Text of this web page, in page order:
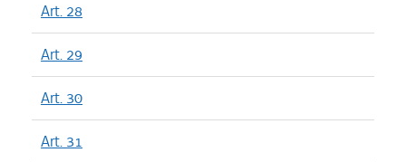
Art. 28
Art. 29
Art. 30
Art. 31